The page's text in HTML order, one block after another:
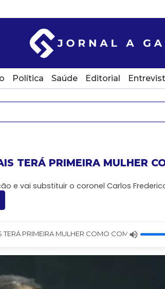
Política Saúde Editorial
TERÁ PRIMEIRA MULHER
e vai substituir o coronel Carlos
PRIMEIRA MULHER COMO COMANDANTE